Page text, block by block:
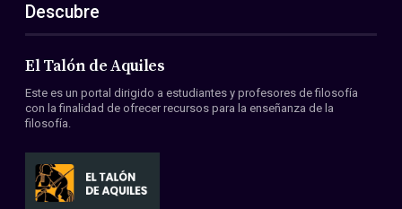
ES
EN
Acerca de nosotros
Miembros
Convenios
Descubre
El Talón de Aquiles
Este es un portal dirigido a estudiantes y profesores de filosofía
con la finalidad de ofrecer recursos para la enseñanza de la
filosofía.